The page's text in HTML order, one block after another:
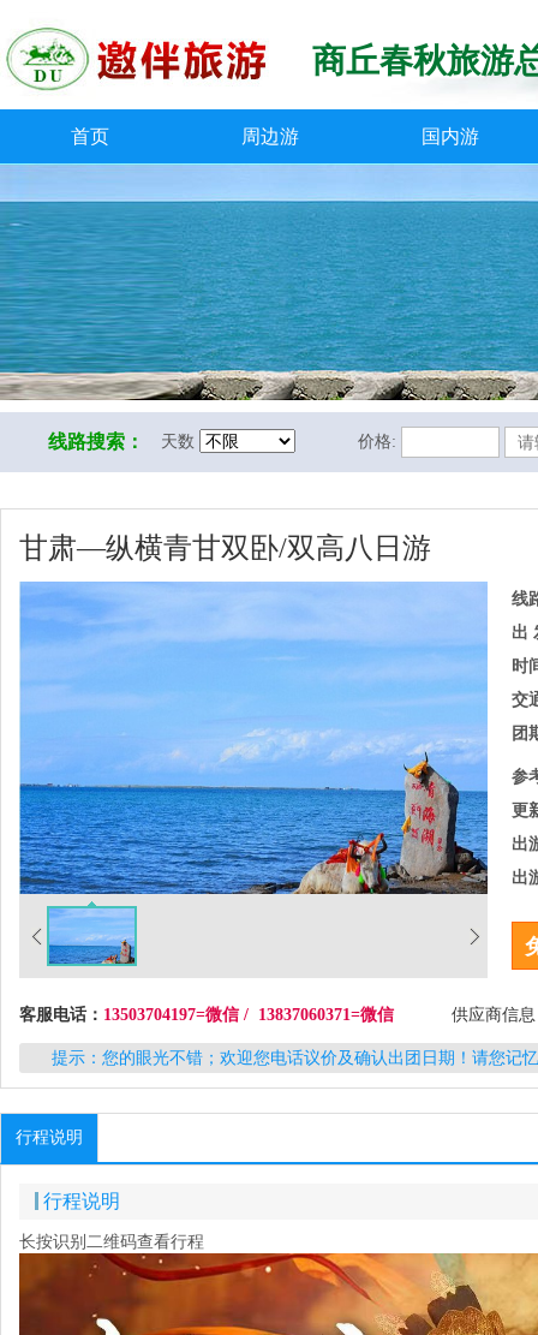
商丘春秋旅游
首页 周边游 国内游
线路搜索： 天数 价格:
甘肃—纵横青甘双卧/双高八日游
线
出
时
交
团
参
更
出
出
客服电话： 13503704197=微信 / 13837060371=微信 供应商信
提示：您的眼光不错；欢迎您电话议价及确认出团日期！请您记
行程说明
行程说明
长按识别二维码查看行程